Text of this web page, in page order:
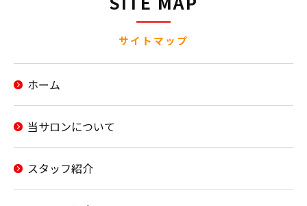
サイトマップ
ホーム
当サロンについて
スタッフ紹介